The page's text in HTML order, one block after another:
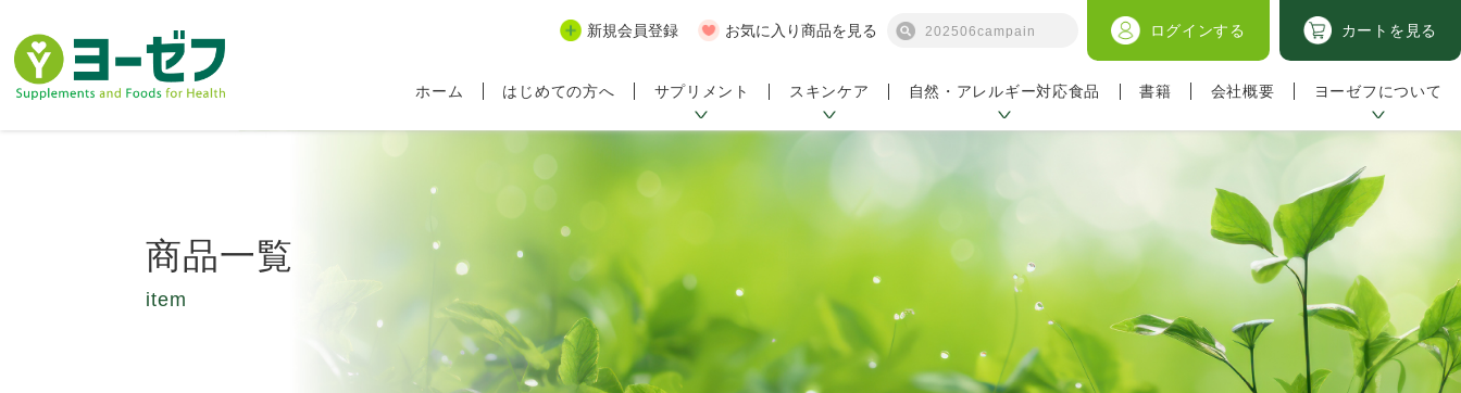
新規会員登録 お気に入り商品を見る ログインする カートを見る
ホーム はじめての方へ サプリメント スキンケア 自然・アレルギー対応食品 書籍 会社概要 ヨーゼフについて
商品一覧
item